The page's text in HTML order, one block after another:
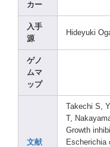
カー
入手
源
Hideyuki
ゲノ
ムマ
ップ
文献
Takec hi S,
T, Nakay
Growth inhib
Escherichia